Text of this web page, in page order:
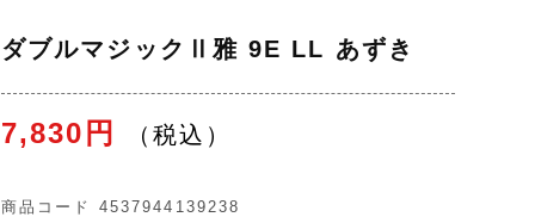
ダブルマジックⅡ雅 9E LL あずき
7,830円
商品コード 4537944139238